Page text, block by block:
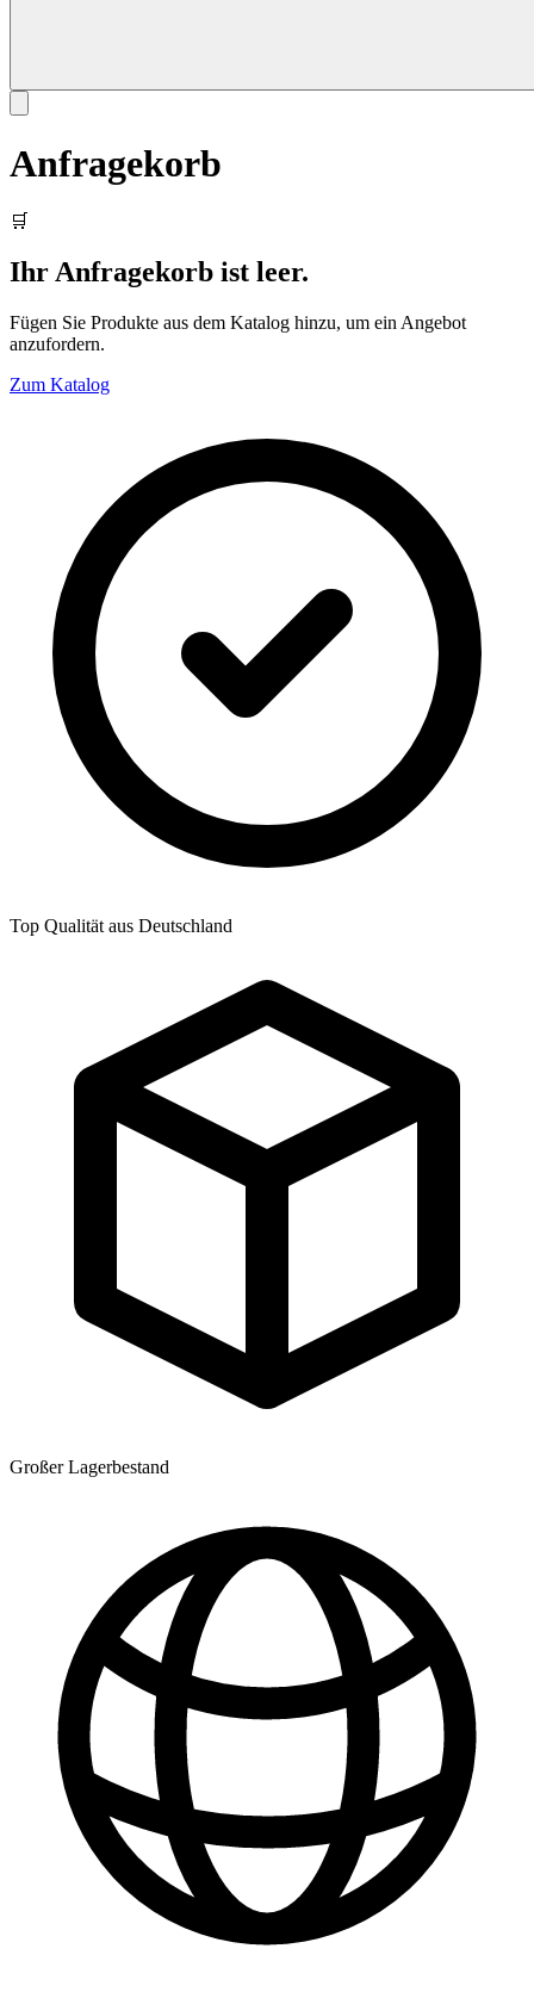
Anfragekorb
🛒
Ihr Anfragekorb ist leer.
Fügen Sie Produkte aus dem Katalog hinzu, um ein Angebot
anzufordern.
Zum Katalog
Top Qualität aus Deutschland
Großer Lagerbestand